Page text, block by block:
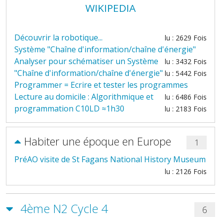
WIKIPEDIA
Découvrir la robotique... lu : 2629 Fois
Système "Chaîne d'information/chaîne d'énergie"
lu : 3432 Fois
Analyser pour schématiser un Système
"Chaîne d'information/chaîne d'énergie" lu : 5442 Fois
Programmer = Ecrire et tester les programmes
lu : 6486 Fois
Lecture au domicile : Algorithmique et
programmation C10LD ≈1h30
lu : 2183 Fois
Habiter une époque en Europe
1
PréAO visite de St Fagans National History Museum
lu : 2126 Fois
4ème N2 Cycle 4 6